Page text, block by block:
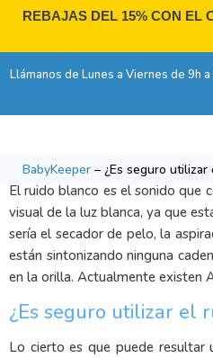
contenido
REBAJAS DEL 15% CON EL
Llámanos de Lunes a Viernes de 9h
BabyKeeper – ¿Es seguro
El ruido blanco es el sonido que
visual de la luz blanca, ya que
sería el secador de pelo, la
están sintonizando ninguna
en la orilla. Actualmente existen
¿Es seguro utilizar el
Lo cierto es que puede resultar